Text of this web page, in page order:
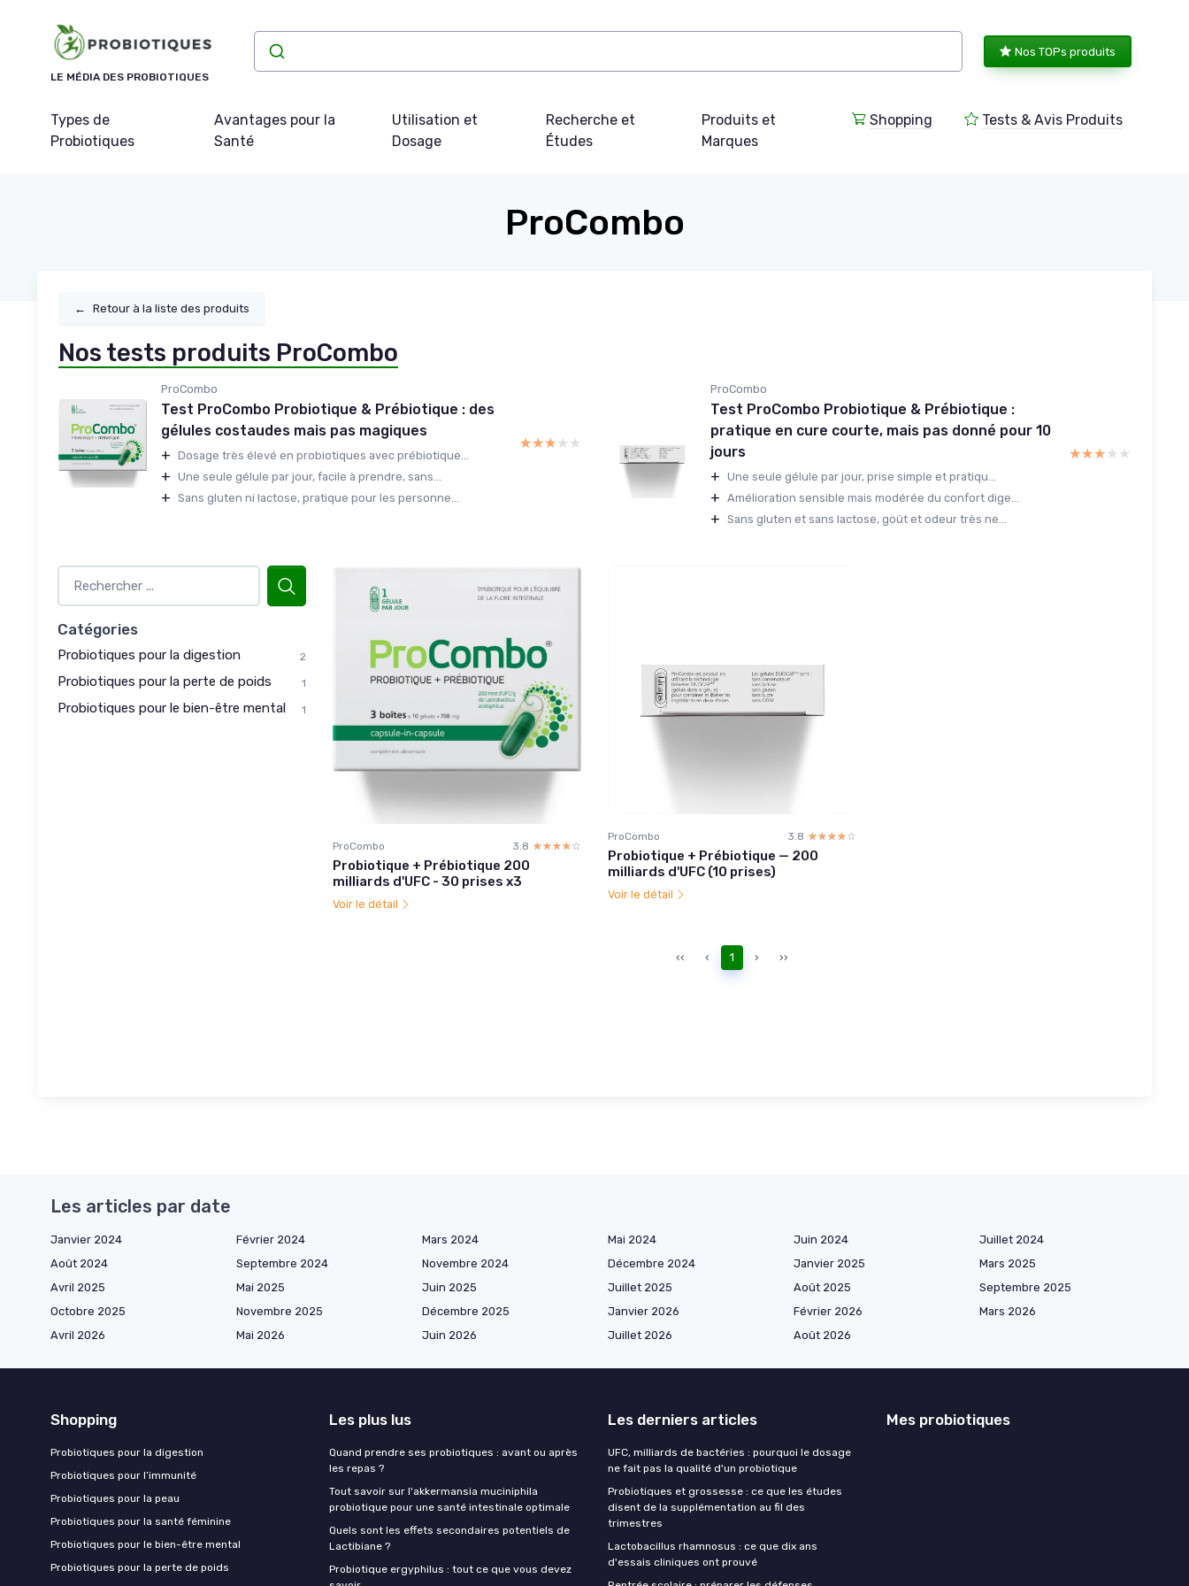
LE MÉDIA DES PROBIOTIQUES
Nos TOPs produits
Types de
Probiotiques
Avantages pour la
Santé
Utilisation et
Dosage
Recherche et
Études
Produits et
Marques
Shopping Tests & Avis Produits
ProCombo
← Retour à la liste des produits
Nos tests produits ProCombo
ProCombo
Test ProCombo Probiotique & Prébiotique : des
gélules costaudes mais pas magiques
+ Dosage très élevé en probiotiques avec prébiotique...
+ Une seule gélule par jour, facile à prendre, sans...
+ Sans gluten ni lactose, pratique pour les personne...
★★★★★
★★★★★
ProCombo
Test ProCombo Probiotique & Prébiotique :
pratique en cure courte, mais pas donné pour 10
jours
+ Une seule gélule par jour, prise simple et pratiqu...
+ Amélioration sensible mais modérée du confort dige...
+ Sans gluten et sans lactose, goût et odeur très ne...
★★★★★
★★★★★
Catégories
Probiotiques pour la digestion 2
Probiotiques pour la perte de poids 1
Probiotiques pour le bien-être mental 1
ProCombo 3.8 ☆☆☆☆☆
★★★★★
Probiotique + Prébiotique 200
milliards d'UFC - 30 prises x3
Voir le détail
ProCombo 3.8 ☆☆☆☆☆
★★★★★
Probiotique + Prébiotique — 200
milliards d'UFC (10 prises)
Voir le détail
‹‹ ‹ 1 › ››
Les articles par date
Janvier 2024 Février 2024 Mars 2024 Mai 2024 Juin 2024
Juillet 2024
Août 2024
Septembre 2024 Novembre 2024 Décembre 2024 Janvier 2025
Mars 2025
Avril 2025
Mai 2025 Juin 2025 Juillet 2025 Août 2025
Septembre 2025
Octobre 2025
Novembre 2025 Décembre 2025 Janvier 2026 Février 2026
Mars 2026
Avril 2026
Mai 2026 Juin 2026 Juillet 2026 Août 2026
Shopping
Probiotiques pour la digestion
Probiotiques pour l’immunité
Probiotiques pour la peau
Probiotiques pour la santé féminine
Probiotiques pour le bien-être mental
Probiotiques pour la perte de poids
Les plus lus
Quand prendre ses probiotiques : avant ou après
les repas ?
Tout savoir sur l'akkermansia muciniphila
probiotique pour une santé intestinale optimale
Quels sont les effets secondaires potentiels de
Lactibiane ?
Probiotique ergyphilus : tout ce que vous devez
Les derniers articles
UFC, milliards de bactéries : pourquoi le dosage
ne fait pas la qualité d'un probiotique
Probiotiques et grossesse : ce que les études
disent de la supplémentation au fil des
trimestres
Lactobacillus rhamnosus : ce que dix ans
d'essais cliniques ont prouvé
Mes probiotiques